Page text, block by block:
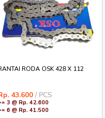
Rp. 138.000 / PCS
>= 2 @ Rp. 134.600
>= 4 @ Rp. 131.100
Stok Tersedia